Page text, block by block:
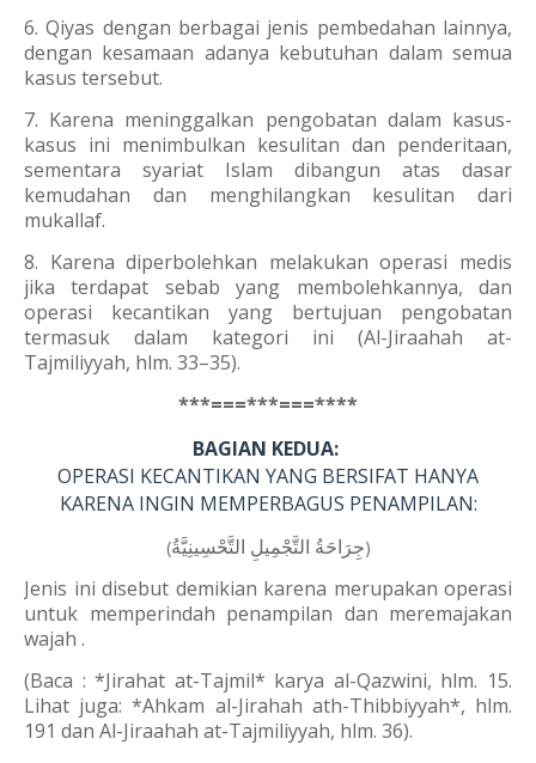
6. Qiyas dengan berbagai jenis pembedahan lainnya,
dengan kesamaan adanya kebutuhan dalam semua
kasus tersebut.
7. Karena meninggalkan pengobatan dalam kasus-
kasus ini menimbulkan kesulitan dan penderitaan,
sementara syariat Islam dibangun atas dasar
kemudahan dan menghilangkan kesulitan dari
mukallaf.
8. Karena diperbolehkan melakukan operasi medis
jika terdapat sebab yang membolehkannya, dan
operasi kecantikan yang bertujuan pengobatan
termasuk dalam kategori ini (Al-Jiraahah at-
Tajmiliyyah, hlm. 33–35).
***===***===****
BAGIAN KEDUA:
OPERASI KECANTIKAN YANG BERSIFAT HANYA
KARENA INGIN MEMPERBAGUS PENAMPILAN:
(جِرَاحَةُ التَّجْمِيلِ التَّحْسِينِيَّةُ)
Jenis ini disebut demikian karena merupakan operasi
untuk memperindah penampilan dan meremajakan
wajah .
(Baca : *Jirahat at-Tajmil* karya al-Qazwini, hlm. 15.
Lihat juga: *Ahkam al-Jirahah ath-Thibbiyyah*, hlm.
191 dan Al-Jiraahah at-Tajmiliyyah, hlm. 36).